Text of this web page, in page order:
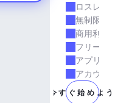
ジャーのサポート
ロスレス
無制限の
商用利用
フリーラ
アプリと
アカウン
今すぐ始めよう